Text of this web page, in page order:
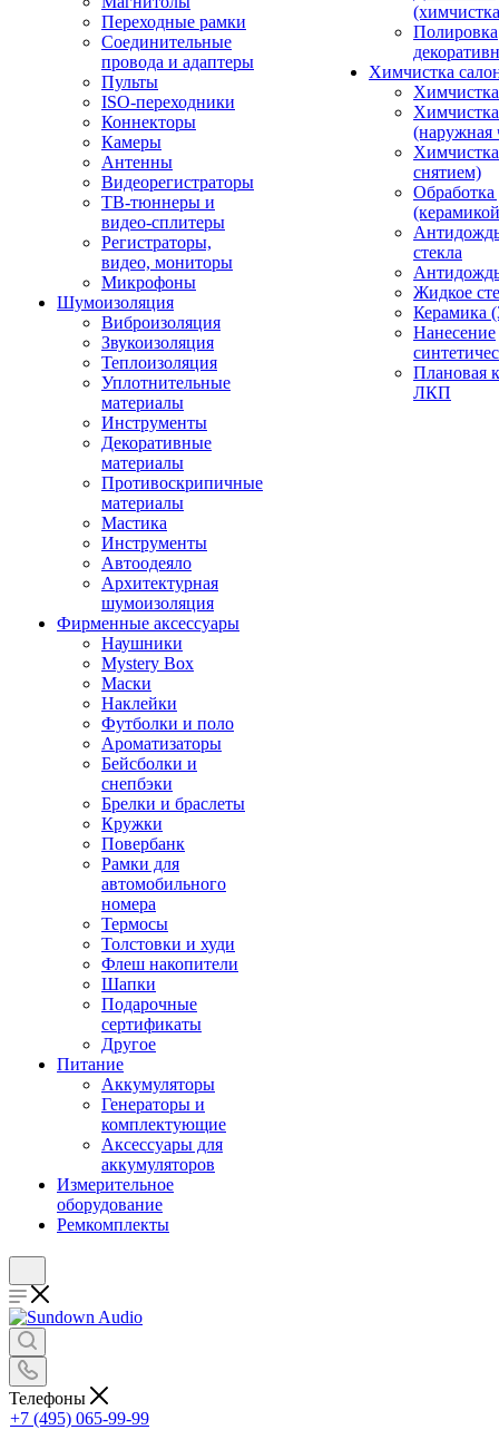
Переходные рамки
Соединительные
провода и адаптеры
Пульты
ISO-переходники
Коннекторы
Камеры
Антенны
Видеорегистраторы
ТВ-тюннеры и
видео-сплитеры
Регистраторы,
видео, мониторы
Микрофоны
Шумоизоляция
Виброизоляция
Звукоизоляция
Теплоизоляция
Уплотнительные
материалы
Инструменты
Декоративные
материалы
Противоскрипичные
материалы
Мастика
Инструменты
Автоодеяло
Архитектурная
шумоизоляция
Фирменные аксессуары
Наушники
Mystery Box
Маски
Наклейки
Футболки и поло
Ароматизаторы
Бейсболки и
снепбэки
Брелки и браслеты
Кружки
Повербанк
Рамки для
автомобильного
номера
Термосы
Толстовки и худи
Флеш накопители
Шапки
Подарочные
сертификаты
Другое
Питание
Аккумуляторы
Генераторы и
комплектующие
Аксессуары для
аккумуляторов
Измерительное
оборудование
Ремкомплекты
Полировка
Химчистка
(наружная
снятием)
Обработка
стекла
Жидкое
Керамика
Нанесение
Плановая
ЛКП
Телефоны
+7 (495) 065-99-99